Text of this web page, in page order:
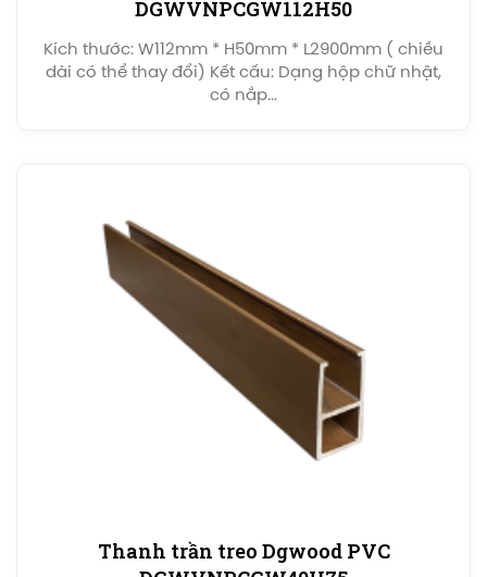
DGWVNPCGW112H50
Kích thước: W112mm * H50mm * L2900mm ( chiều
dài có thể thay đổi) Kết cấu: Dạng hộp chữ nhật,
có nắp...
Thanh trần treo Dgwood PVC